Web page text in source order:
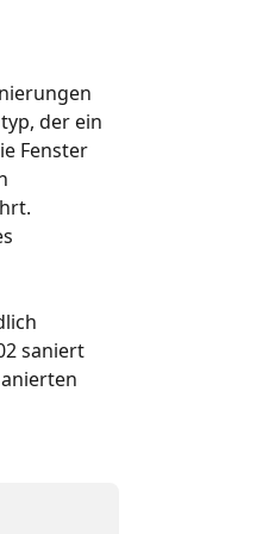
der ein
Fenster
saniert